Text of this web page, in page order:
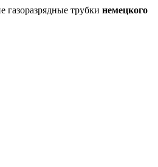
газоразрядные трубки немецкого